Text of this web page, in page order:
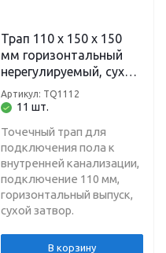
Трап 110 х 150 х 150
мм горизонтальный
нерегулируемый, сухой
затвор, решетка
нержавеющая сталь
11 шт.
Артикул: TQ1112
Точечный трап для
подключения пола к
внутренней канализации,
подключение 110 мм,
горизонтальный выпуск,
сухой затвор.
В корзину